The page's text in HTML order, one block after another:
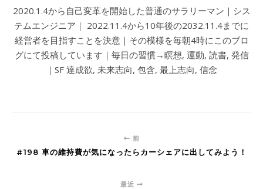
2020.1.4から自己変革を開始した普通のサラリーマン｜シス
テムエンジニア｜ 2022.11.4から10年後の2032.11.4までに
経営者を目指すことを決意｜その模様を毎朝4時にこのブロ
グにて投稿しています｜毎日の習慣→瞑想, 運動, 読書, 発信
｜SF 達成欲, 未来志向, 包含, 最上志向, 信念
前
#198 車の維持費が気になったらカーシェアに出してみよう！
最近